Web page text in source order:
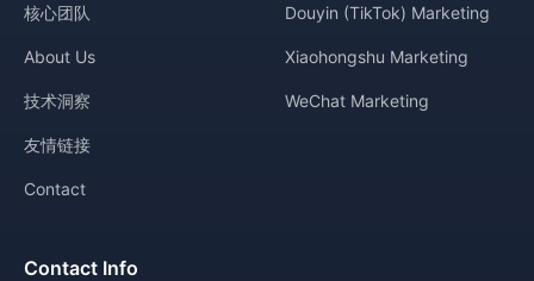
核心团队
About Us
技术洞察
友情链接
Contact
Douyin (TikTok) Marketing
Xiaohongshu Marketing
WeChat Marketing
Contact Info